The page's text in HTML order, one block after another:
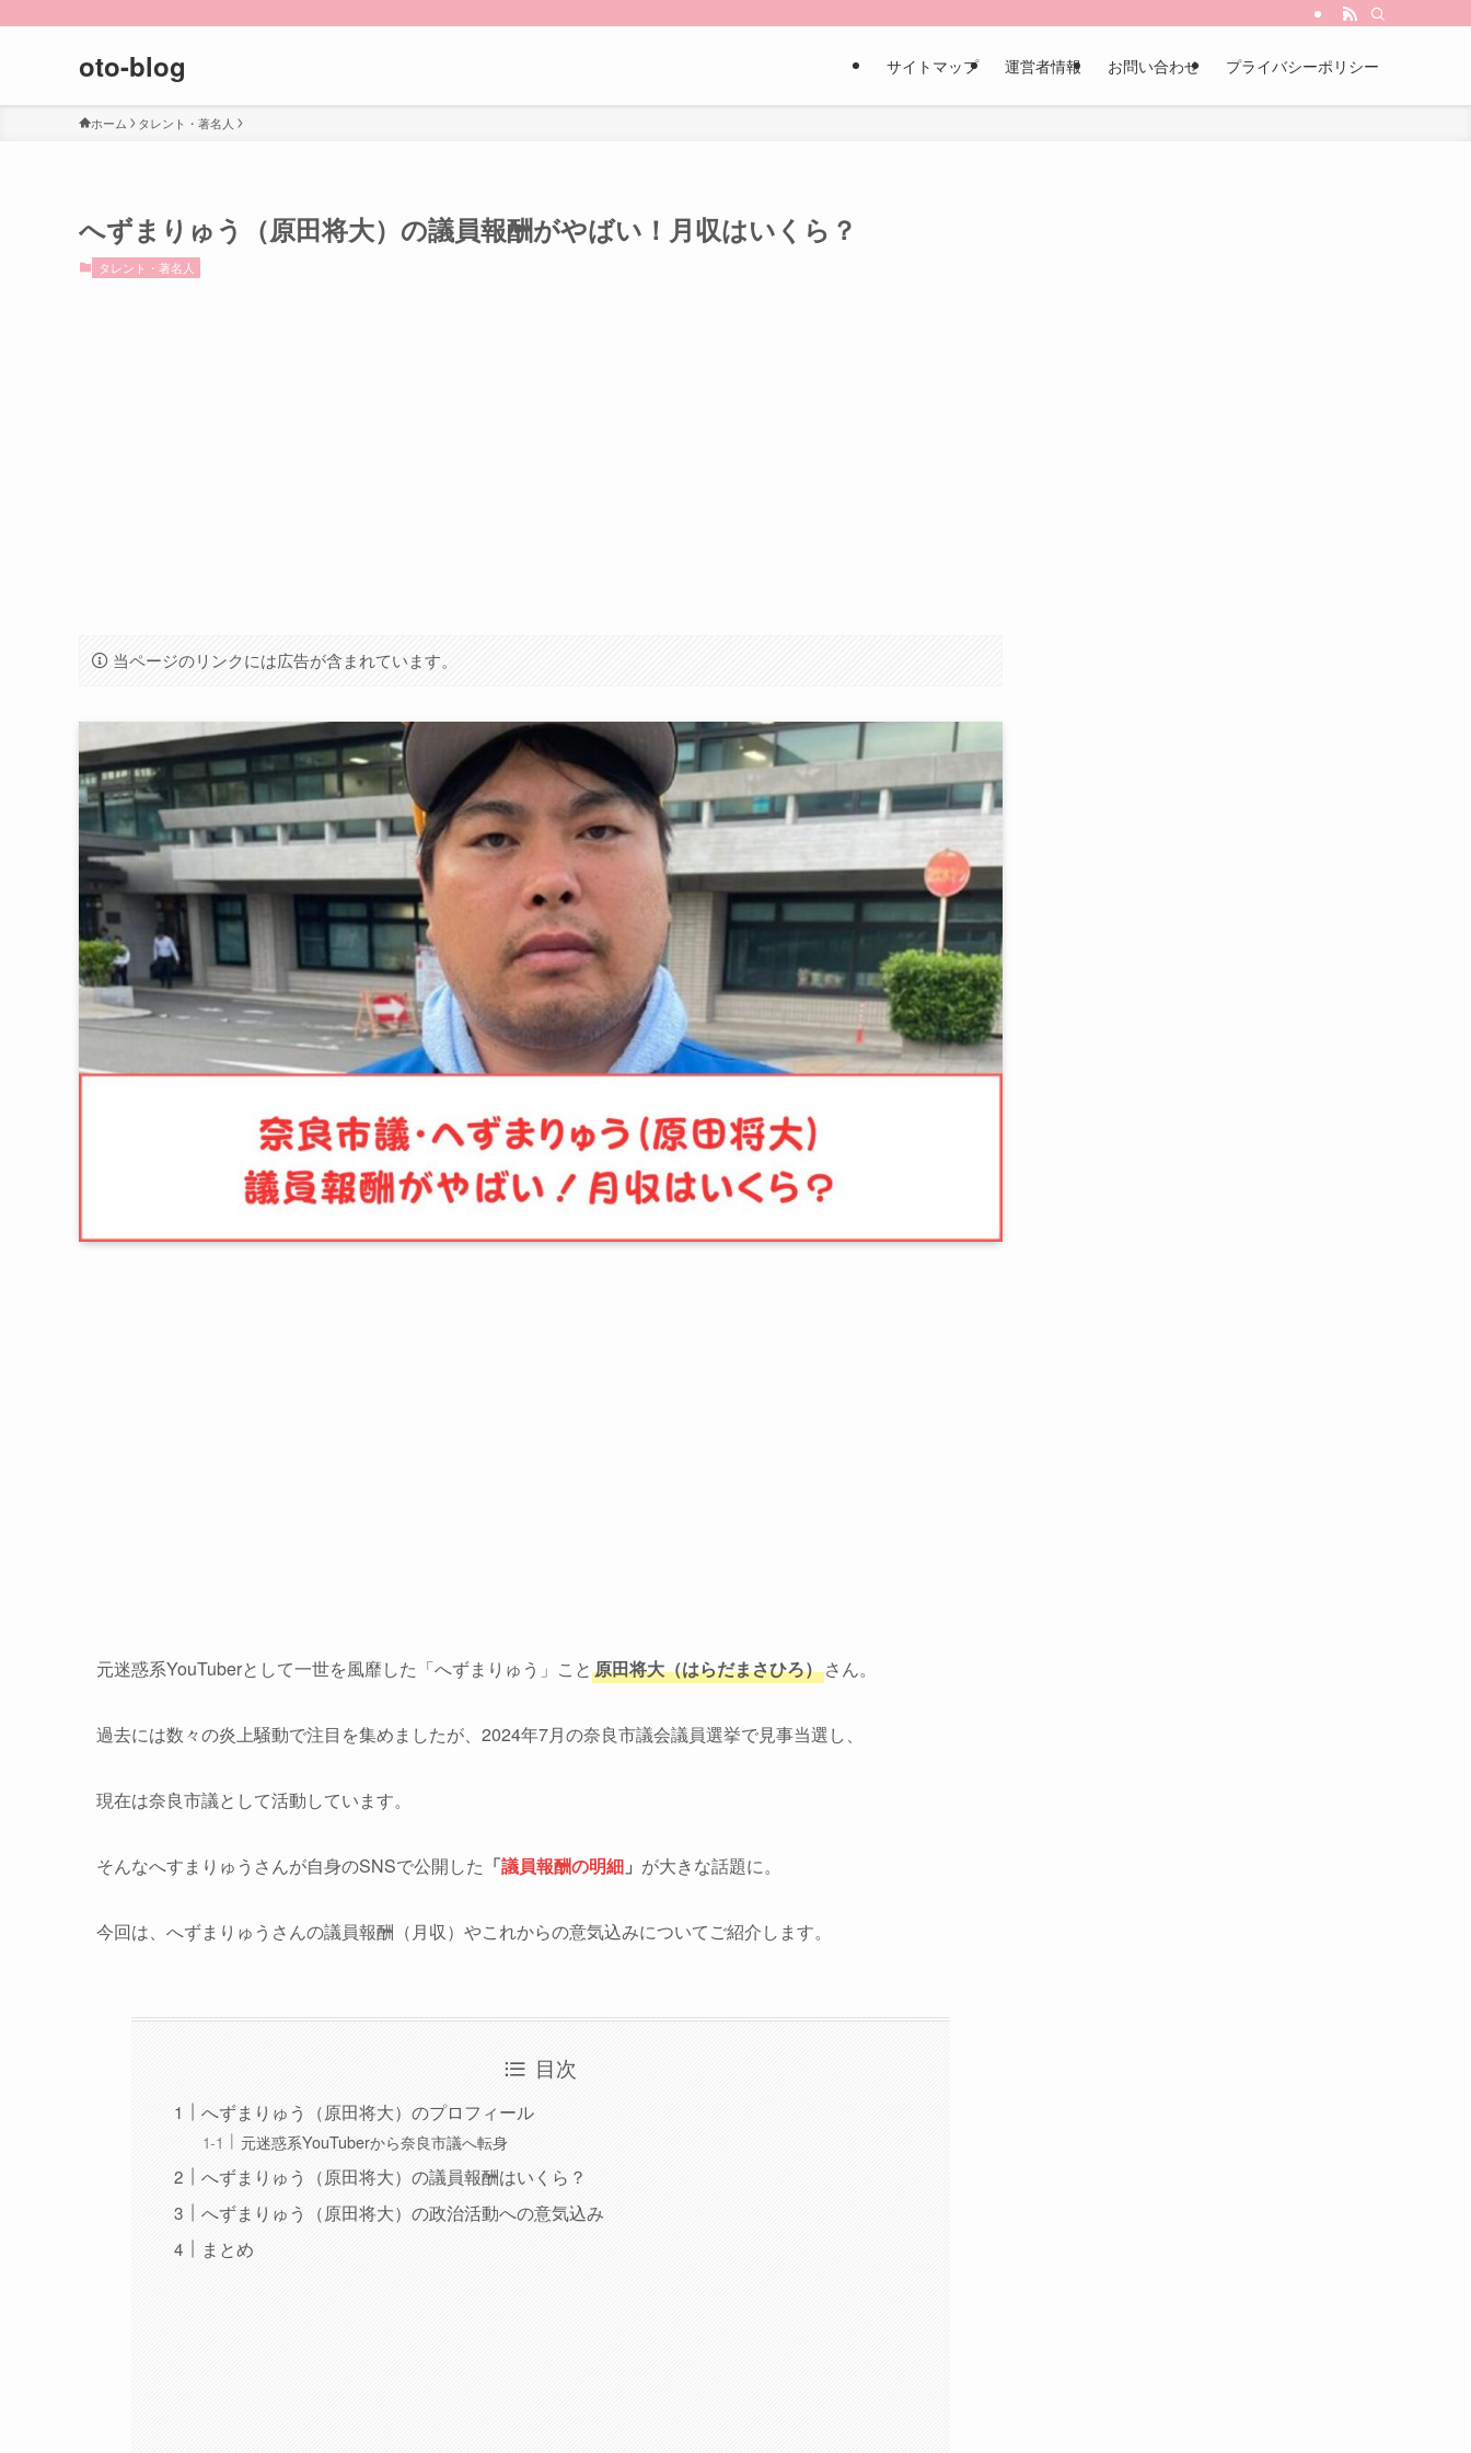
oto-blog サイトマップ 運営者情報 お問い合わせ プライバシーポリシー
ホーム タレント・著名人
へずまりゅう（原田将大）の議員報酬がやばい！月収はいくら？
タレント・著名人
当ページのリンクには広告が含まれています。
元迷惑系YouTuberとして一世を風靡した「へずまりゅう」こと 原田将大（はらだまさひろ）さん。
過去には数々の炎上騒動で注目を集めましたが、2024年7月の奈良市議会議員選挙で見事当選し、
現在は奈良市議として活動しています。
そんなへすまりゅうさんが自身のSNSで公開した 「議員報酬の明細 」 が大きな話題に。
今回は、へずまりゅうさんの議員報酬（月収）やこれからの意気込みについてご紹介します。
目次
へずまりゅう（原田将大）のプロフィール
元迷惑系YouTuberから奈良市議へ転身
へずまりゅう（原田将大）の議員報酬はいくら？
へずまりゅう（原田将大）の政治活動への意気込み
まとめ